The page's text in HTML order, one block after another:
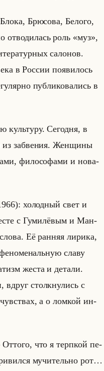
Брю­со­ва, Бе­ло­го,
роль «муз»,
са­ло­нов.
в Рос­сии по­яви­лось
пуб­ли­ко­ва­лись в
Се­год­ня, в
из за­бве­ния. Жен­щи­ны
фи­ло­со­фа­ми и но­ва­
хо­лод­ный свет и
с Гу­ми­лё­вым и Ман­
Её ран­няя ли­ри­ка,
славу
жеста и де­та­ли.
столк­ну­лись с
а о лом­кой ин­
что я терп­кой пе­
му­чи­тельно рот…